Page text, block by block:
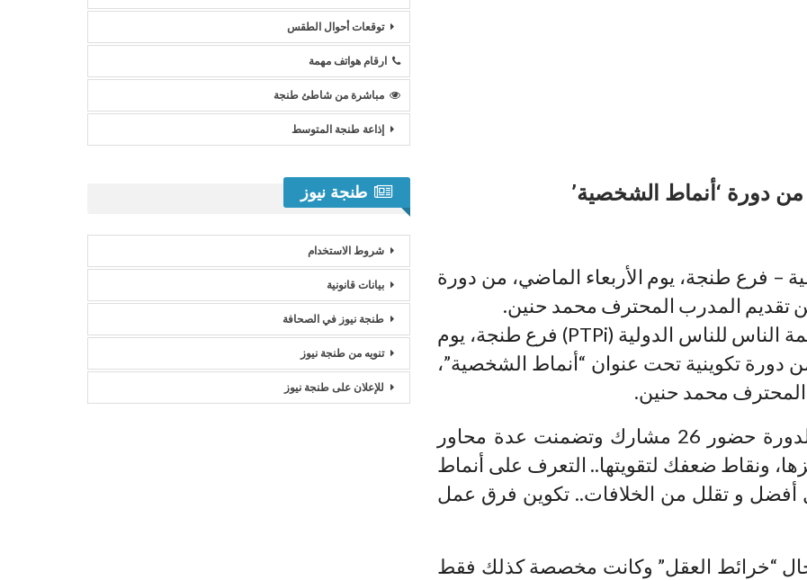
– فرع طنجة، يوم الأربعاء الماضي، من دورة
تقديم المدرب المحترف محمد حنين.
استفاد أعضاء منظمة الناس للناس الدولية (PTPi) فرع طنجة، يوم
دورة تكوينية تحت عنوان “أنماط الشخصية”،
محمد حنين.
وقد عرفت هذه الدورة حضور 26 مشارك وتضمنت عدة محاور
ونقاط ضعفك لتقويتها.. التعرف على أنماط
و تقلل من الخلافات.. تكوين فرق عمل
“خرائط العقل” وكانت مخصصة كذلك فقط
توقعات أحوال الطقس
ارقام هواتف مهمة
مباشرة من شاطئ طنجة
إذاعة طنجة المتوسط
طنجة نيوز
شروط الاستخدام
بيانات قانونية
طنجة نيوز في الصحافة
تنويه من طنجة نيوز
للإعلان على طنجة نيوز